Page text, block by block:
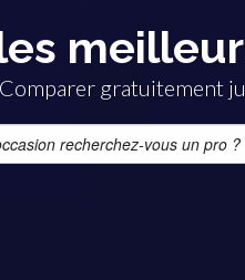
Comparer gratuitement